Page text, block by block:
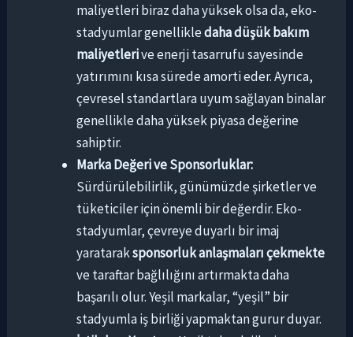
maliyetleri biraz daha yüksek olsa da, eko-
stadyumlar genellikledaha düşük bakım
maliyetlerive enerji tasarrufu sayesinde
yatırımını kısa sürede amorti eder. Ayrıca,
çevresel standartlara uyum sağlayan binalar
genellikle daha yüksek piyasa değerine
sahiptir.
Marka Değeri ve Sponsorluklar:
Sürdürülebilirlik, günümüzde şirketler ve
tüketiciler için önemli bir değerdir. Eko-
stadyumlar, çevreye duyarlı bir imaj
yarataraksponsorluk anlaşmaları çekmekte
ve taraftar bağlılığını artırmakta daha
başarılı olur. Yeşil markalar, “yeşil” bir
stadyumla iş birliği yapmaktan gurur duyar.